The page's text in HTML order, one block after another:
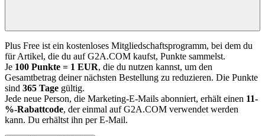
Plus Free ist ein kostenloses Mitgliedschaftsprogramm, bei dem du
für Artikel, die du auf G2A.COM kaufst, Punkte sammelst.
Je 100 Punkte = 1 EUR, die du nutzen kannst, um den
Gesamtbetrag deiner nächsten Bestellung zu reduzieren. Die Punkte
sind 365 Tage gültig.
Jede neue Person, die Marketing-E-Mails abonniert, erhält einen 11-
%-Rabattcode, der einmal auf G2A.COM verwendet werden
kann. Du erhältst ihn per E-Mail.